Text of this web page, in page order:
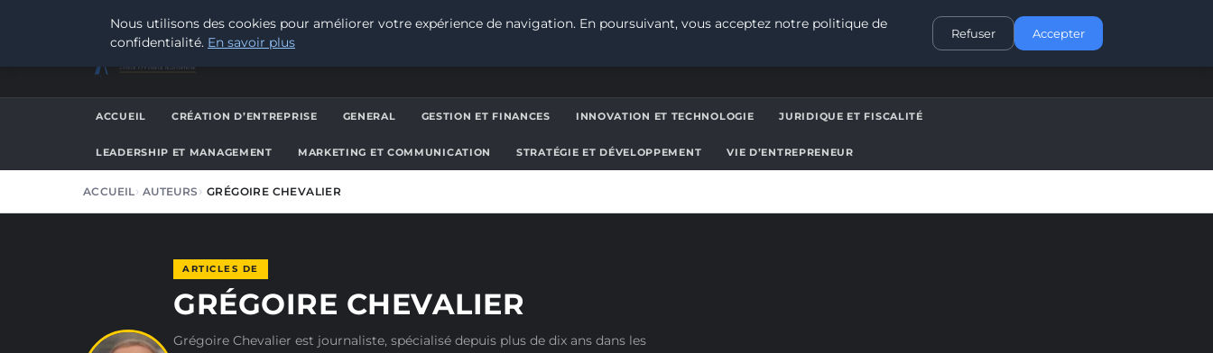
JEUDI 6 AOÛT 2026 CONTACT
AUTEUR ET PENSEUR FRANCOPHONE
ACCUEIL CRÉATION D’ENTREPRISE GENERAL GESTION ET FINANCES INNOVATION ET TECHNOLOGIE JURIDIQUE ET FISCALITÉ
LEADERSHIP ET MANAGEMENT MARKETING ET COMMUNICATION STRATÉGIE ET DÉVELOPPEMENT VIE D’ENTREPRENEUR
ACCUEIL AUTEURS GRÉGOIRE CHEVALIER
ARTICLES DE
GRÉGOIRE CHEVALIER
Grégoire Chevalier est journaliste, spécialisé depuis plus de dix ans dans les
Nous utilisons des cookies pour améliorer votre expérience de navigation. En poursuivant, vous acceptez notre politique de
confidentialité. En savoir plus
Refuser Accepter